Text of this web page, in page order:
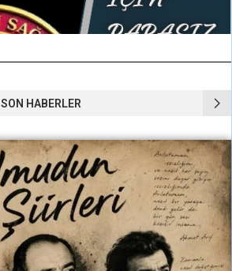
SON HABERLER